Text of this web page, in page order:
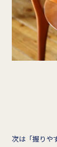
次は「握りや